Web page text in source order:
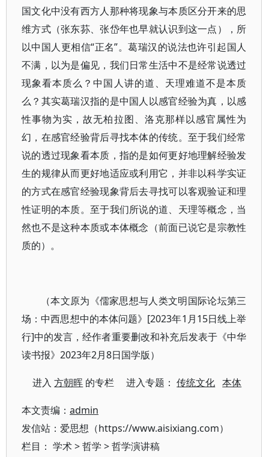
国文化中没有西方人那种将现象与本质区分开来的思
维方式（张东荪、张岱年也早就认识到这一点），所
以中国人更相信“正名”。葛瑞汉的说法也许引起国人
不满，以为是偏见，我们日常生活中不是经常说透过
现象看本质么？中国人讲的道、天理难道不是本质
么？其实葛瑞汉指的是中国人以感官经验为真，以感
性事物为实，故无柏拉图、洛克那样以感官属性为
幻，在感官经验背后寻找本体的传统。至于我们经常
说的透过现象看本质，指的是如何更好地理解经验发
生的规律从而更好地适应或利用它，并非以科学实证
的方式在感官经验现象背后去寻找可以客观验证和理
性证明的本质。至于我们所说的道、天理等概念，当
然也不是这种本质或本体概念（前面已说它是宗教性
质的）。
（本文原为《儒家思想与人类文明国际论坛第三
场：中西思想中的本体问题》[2023年1月15日线上举
行]中的发言，经作者重要删改和补充后发表于《中华
读书报》2023年2月8日国学版）
进入方朝晖 的专栏 进入专题：传统文化 本体
本文责编： admin
发信站：爱思想（https://www.aisixiang.com）
栏目： 学术>哲学 >哲学演讲稿